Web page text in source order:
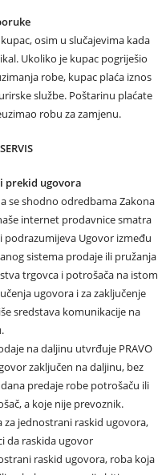
osim u slučajevima kada
Ukoliko je kupac pogriješio
robe, kupac plaća iznos
službe. Poštarinu plaćate
robu za zamjenu.
prekid ugovora
se shodno odredbama Zakona
internet prodavnice smatra
Ugovor između
sistema prodaje ili pružanja
trgovca i potrošača na istom
ugovora i za zaključenje
sredstava komunikacije na
na daljinu utvrđuje PRAVO
zaključen na daljinu, bez
predaje robe potrošaču ili
a koje nije prevoznik.
za jednostrani raskid ugovora,
da raskida ugovor
raskid ugovora, roba koja